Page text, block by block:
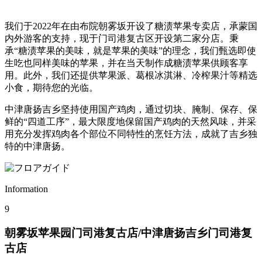
我们于2022年在由布院朝雾坂开设了糖渍苹果专卖店，承蒙国
内外游客的支持，现于门司港复古区开设第二家分店。秉
承“糖渍苹果的美味，就是苹果的美味”的理念，我们甄选即使
生吃也同样美味的苹果，并在当天制作成糖渍苹果供顾客享
用。此外，我们还提供苹果派、葛根冰淇淋、冷榨果汁等精选
小食，期待您的光临。
中津唐扬吉乡坚持使用国产鸡肉，通过切块、腌制、保存、保
鲜的“四道工序”，最大限度地保留国产鸡肉的天然风味，并采
用充分发挥鸡肉各个部位不同特性的烹饪方法，成就了吉乡独
特的中津唐扬。
Information
9
朝雾坂苹果园门司港复古店/中津唐扬吉乡门司港复
古店